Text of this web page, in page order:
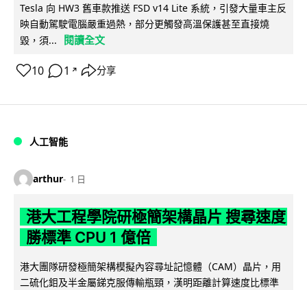
Tesla 向 HW3 舊車款推送 FSD v14 Lite 系統，引發大量車主反
映自動駕駛電腦嚴重過熱，部分更觸發高溫保護甚至直接燒
毀，須...
閱讀全文
10 1 ↗ 分享
人工智能
arthur 1 日
港大工程學院研極簡架構晶片 搜尋速度
勝標準 CPU 1 億倍
港大團隊研發極簡架構模擬內容尋址記憶體（CAM）晶片，用
二硫化鉬及半金屬銻克服傳輸瓶頸，漢明距離計算速度比標準